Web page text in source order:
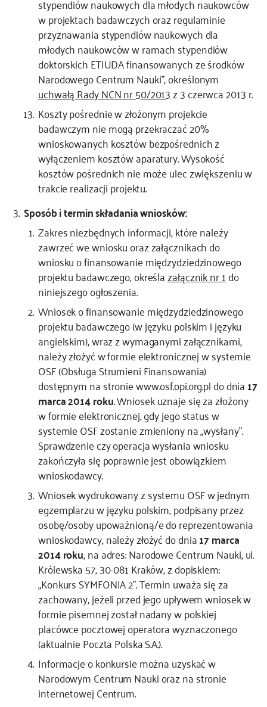
stypendiów naukowych dla młodych naukowców
w projektach badawczych oraz regulaminie
przyznawania stypendiów naukowych dla
młodych naukowców w ramach stypendiów
doktorskich ETIUDA finansowanych ze środków
Narodowego Centrum Nauki”, określonym
uchwałą Rady NCN nr 50/2013z 3 czerwca 2013 r.
Koszty pośrednie w złożonym projekcie
badawczym nie mogą przekraczać 20%
wnioskowanych kosztów bezpośrednich z
wyłączeniem kosztów aparatury. Wysokość
kosztów pośrednich nie może ulec zwiększeniu w
trakcie realizacji projektu.
Sposób i termin składania wniosków:
Zakres niezbędnych informacji, które należy
zawrzeć we wniosku oraz załącznikach do
wniosku o finansowanie międzydziedzinowego
projektu badawczego, określazałącznik nr 1do
niniejszego ogłoszenia.
Wniosek o finansowanie międzydziedzinowego
projektu badawczego (w języku polskim i języku
angielskim), wraz z wymaganymi załącznikami,
należy złożyć w formie elektronicznej w systemie
OSF (Obsługa Strumieni Finansowania)
dostępnym na stronie www.osf.opi.org.pl do dnia17
marca 2014 roku. Wniosek uznaje się za złożony
w formie elektronicznej, gdy jego status w
systemie OSF zostanie zmieniony na „wysłany”.
Sprawdzenie czy operacja wysłania wniosku
zakończyła się poprawnie jest obowiązkiem
wnioskodawcy.
Wniosek wydrukowany z systemu OSF w jednym
egzemplarzu w języku polskim, podpisany przez
osobę/osoby upoważnioną/e do reprezentowania
wnioskodawcy, należy złożyć do dnia17 marca
2014 roku, na adres: Narodowe Centrum Nauki, ul.
Królewska 57, 30-081 Kraków, z dopiskiem:
„Konkurs SYMFONIA 2”. Termin uważa się za
zachowany, jeżeli przed jego upływem wniosek w
formie pisemnej został nadany w polskiej
placówce pocztowej operatora wyznaczonego
(aktualnie Poczta Polska S.A.).
Informacje o konkursie można uzyskać w
Narodowym Centrum Nauki oraz na stronie
internetowej Centrum.